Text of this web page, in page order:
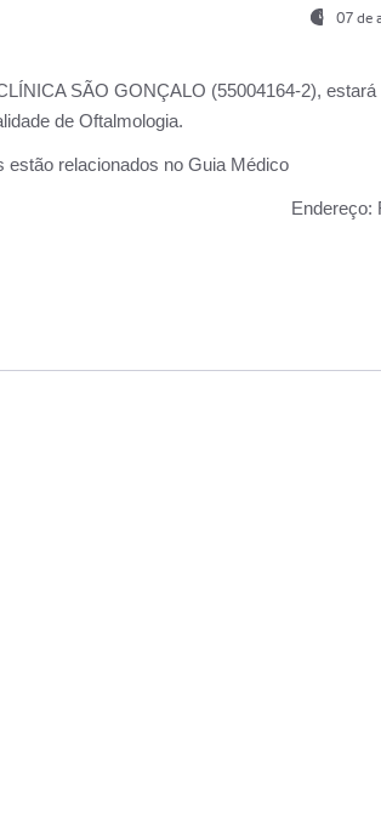
07 de
SÃO GONÇALO (55004164-2), estará
de Oftalmologia.
relacionados no Guia Médico
(55004164-2). Endereço: